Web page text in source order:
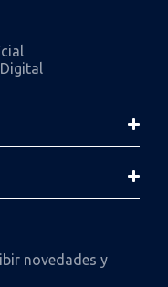
novedades y